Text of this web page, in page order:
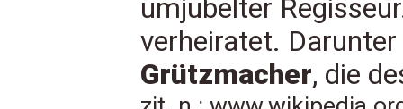
umjubelter
verheiratet.
Grützmacher, die